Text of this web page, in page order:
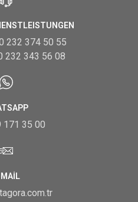
232 374 50 55
232 343 56 08
171 35 00